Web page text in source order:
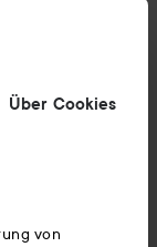
Über Cookies
von